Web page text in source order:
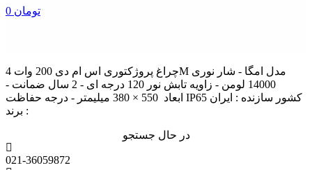
0 تومان
چراغ پروژکتوری اس ام دی 200 وات 4M مدل امگا - شار نوری
14000 لومن - زاویه تابش نور 120 درجه ای - 2 سال ضمانت -
ابعاد 550 × 380 میلیمتر - درجه حفاظت IP65 کشور سازنده : ایران
برند :
در حال جستجو
021-36059872